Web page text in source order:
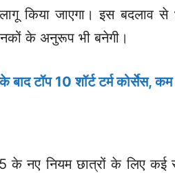
किया जाएगा। इस बदलाव से
के अनुरूप भी बनेगी।
टॉप 10 शॉर्ट टर्म कोर्सेस,
नए नियम छात्रों के लिए कई